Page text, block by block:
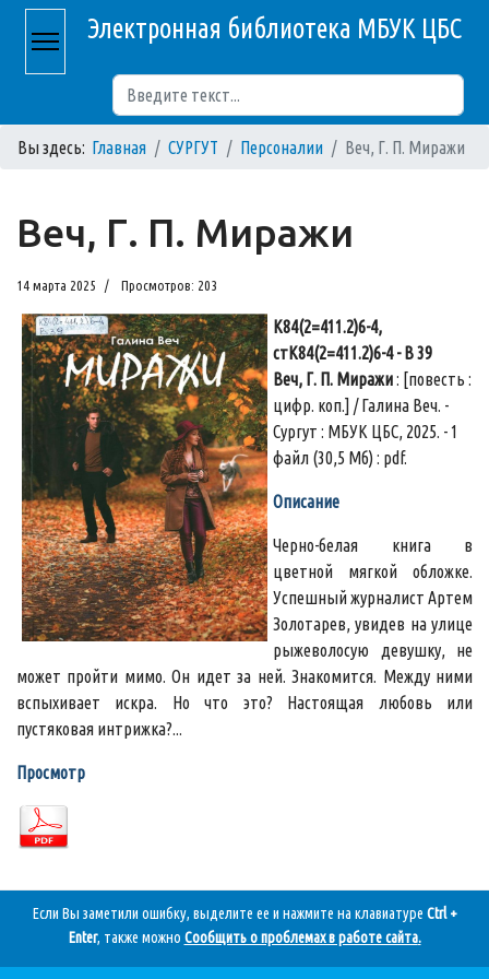
Электронная библиотека МБУК ЦБС
Вы здесь: Главная СУРГУТ Персоналии Веч, Г. П. Миражи
Веч, Г. П. Миражи
14 марта 2025 Просмотров: 203
К84(2=411.2)6-4,
стК84(2=411.2)6-4 - В 39
Веч, Г. П. Миражи: [повесть :
цифр. коп.] / Галина Веч. -
Сургут : МБУК ЦБС, 2025. - 1
файл (30,5 Мб) : pdf.
Описание
Черно-белая книга в
цветной мягкой обложке.
Успешный журналист Артем
Золотарев, увидев на улице
рыжеволосую девушку, не
может пройти мимо. Он идет за ней. Знакомится. Между ними
вспыхивает искра. Но что это? Настоящая любовь или
пустяковая интрижка?...
Просмотр
Если Вы заметили ошибку, выделите ее и нажмите на клавиатуре Ctrl +
Enter, также можно Сообщить о проблемах в работе сайта.